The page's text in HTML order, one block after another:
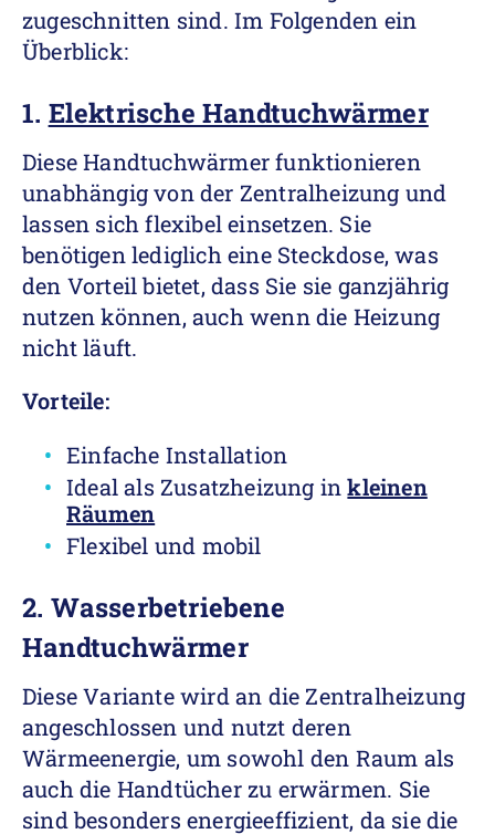
zugeschnitten sind. Im Folgenden ein
Überblick:
1. Elektrische Handtuchwärmer
Diese Handtuchwärmer funktionieren
unabhängig von der Zentralheizung und
lassen sich flexibel einsetzen. Sie
benötigen lediglich eine Steckdose, was
den Vorteil bietet, dass Sie sie ganzjährig
nutzen können, auch wenn die Heizung
nicht läuft.
Vorteile:
Einfache Installation
Ideal als Zusatzheizung inkleinen
Räumen
Flexibel und mobil
2. Wasserbetriebene
Handtuchwärmer
Diese Variante wird an die Zentralheizung
angeschlossen und nutzt deren
Wärmeenergie, um sowohl den Raum als
auch die Handtücher zu erwärmen. Sie
sind besonders energieeffizient, da sie die